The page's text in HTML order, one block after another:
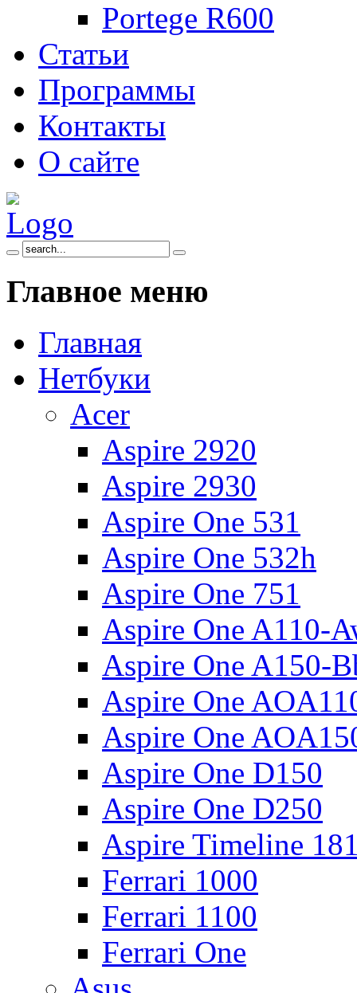
Portege R600
Статьи
Программы
Контакты
О сайте
Главное меню
Главная
Нетбуки
Acer
Aspire 2920
Aspire 2930
Aspire One 531
Aspire One 532h
Aspire One 751
Aspire One A110-
Aspire One A150-
Aspire One
Aspire One
Aspire One D150
Aspire One D250
Aspire Timeline
Ferrari 1000
Ferrari 1100
Ferrari One